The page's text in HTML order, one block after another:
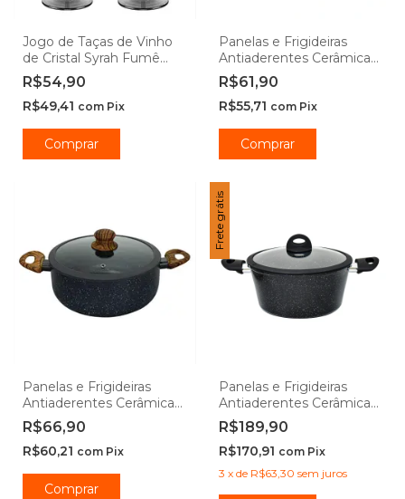
Jogo de Taças de Vinho
de Cristal Syrah Fumê
510mL - Lehaví
R$54,90
R$49,41 com Pix
Comprar
Panelas e Frigideiras
Antiaderentes Cerâmica
Ibiza Vanilla -
Casambiente
R$61,90
R$55,71 com Pix
Comprar
Panelas e Frigideiras
Antiaderentes Cerâmica
de Indução Yafo Granito -
Lehavi
R$66,90
R$60,21 com Pix
Comprar
Frete grátis
Panelas e Frigideiras
Antiaderentes Cerâmica
de Indução Viena Full
Black - Casambiente
R$189,90
R$170,91 com Pix
3 x de R$63,30 sem juros